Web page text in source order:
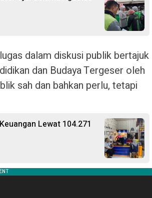
dalam diskusi publik bertajuk
dan Budaya Tergeser oleh
sah dan bahkan perlu, tetapi
Lewat 104.271